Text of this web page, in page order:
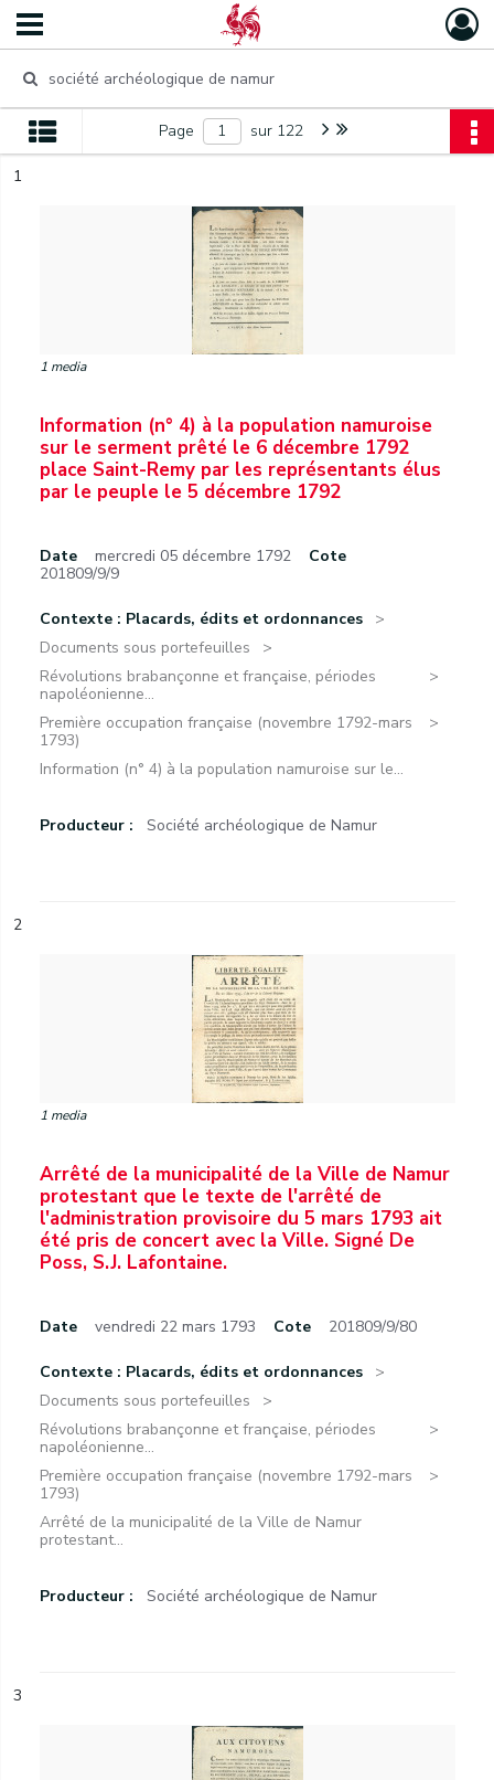
Page sur 122
1
1 media
Information (n° 4) à la population namuroise
sur le serment prêté le 6 décembre 1792
place Saint-Remy par les représentants élus
par le peuple le 5 décembre 1792
Date mercredi 05 décembre 1792
Cote
201809/9/9
Contexte : Placards, édits et ordonnances
Documents sous portefeuilles
Révolutions brabançonne et française, périodes
napoléonienne...
Première occupation française (novembre 1792-mars
1793)
Information (n° 4) à la population namuroise sur le...
Producteur : Société archéologique de Namur
2
1 media
Arrêté de la municipalité de la Ville de Namur
protestant que le texte de l'arrêté de
l'administration provisoire du 5 mars 1793 ait
été pris de concert avec la Ville. Signé De
Poss, S.J. Lafontaine.
Date vendredi 22 mars 1793 Cote 201809/9/80
Contexte : Placards, édits et ordonnances
Documents sous portefeuilles
Révolutions brabançonne et française, périodes
napoléonienne...
Première occupation française (novembre 1792-mars
1793)
Arrêté de la municipalité de la Ville de Namur
protestant...
Producteur : Société archéologique de Namur
3